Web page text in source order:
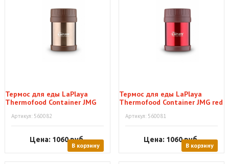
Термос для еды LaPlaya
Thermofood Container JMG
Артикул: 560082
Цена: 1060руб.
В корзину
Термос для еды LaPlaya
Thermofood Container JMG red
Артикул: 560081
Цена: 1060руб.
В корзину